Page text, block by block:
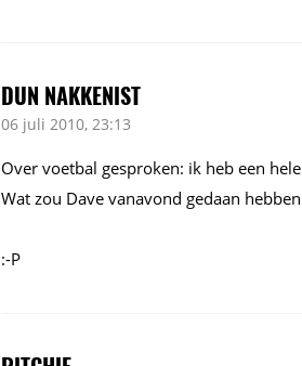
DUN NAKKENIST
06 juli 2010, 23:13
Over voetbal gesproken: ik heb een
Wat zou Dave vanavond gedaan hebben
:-P